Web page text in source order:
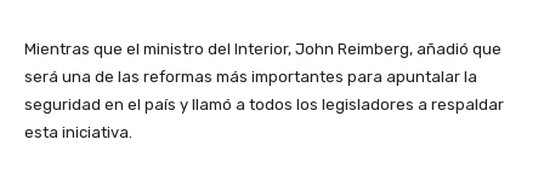
Mientras que el ministro del Interior, John Reimberg, añadió que
será una de las reformas más importantes para apuntalar la
seguridad en el país y llamó a todos los legisladores a respaldar
esta iniciativa.